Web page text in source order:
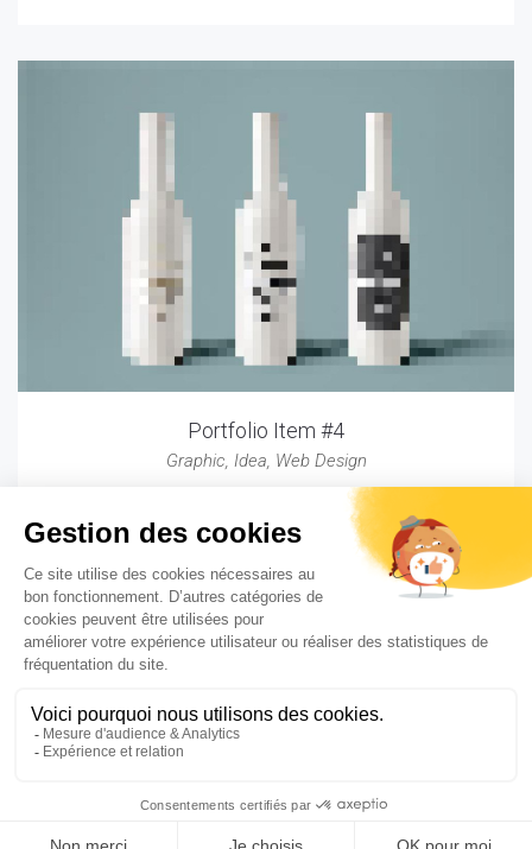
Portfolio Item #4
Graphic, Idea, Web Design
MISE
11-13, avenue de Friedland - 75008 Paris